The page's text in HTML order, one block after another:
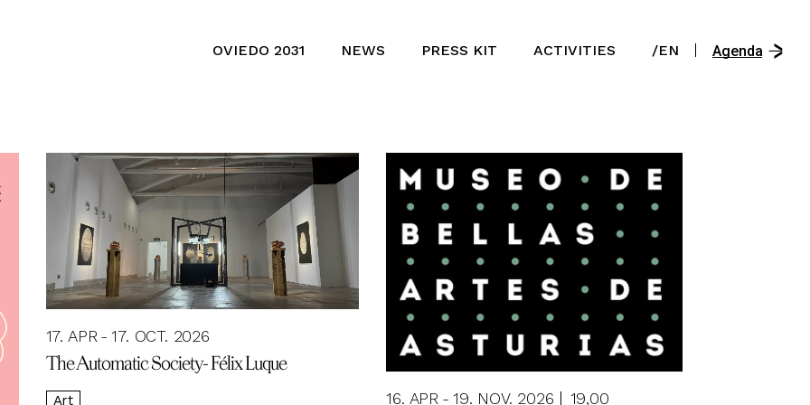
OVIEDO 2031 NEWS PRESS KIT ACTIVITIES /EN
/Ast
Agenda
/Es
17. APR 17. OCT. 2026
The Automatic Society- Félix Luque
Art 16. APR 19. NOV. 2026 19,00